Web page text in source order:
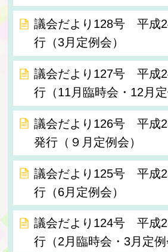
議会だより128号 平成
行（3月定例会）
議会だより127号 平成
行（11月臨時会・12月定
議会だより126号 平成
発行（９月定例会）
議会だより125号 平成
行（6月定例会）
議会だより124号 平成
行（2月臨時会・3月定例